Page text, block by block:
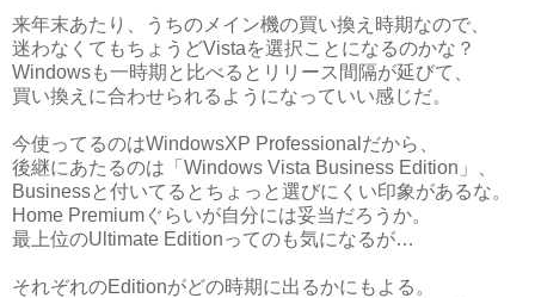
来年末あたり、うちのメイン機の買い換え時期なので、
迷わなくてもちょうどVistaを選択ことになるのかな？
Windowsも一時期と比べるとリリース間隔が延びて、
買い換えに合わせられるようになっていい感じだ。
今使ってるのはWindowsXP Professionalだから、
後継にあたるのは「Windows Vista Business Edition」、
Businessと付いてるとちょっと選びにくい印象があるな。
Home Premiumぐらいが自分には妥当だろうか。
最上位のUltimate Editionってのも気になるが…
それぞれのEditionがどの時期に出るかにもよる。